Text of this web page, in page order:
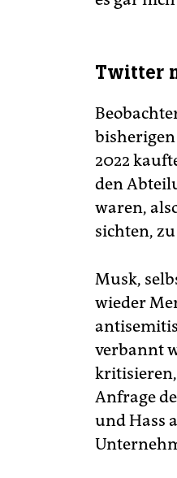
Twitter
2022
den
waren,
sichten,
Musk,
wieder
verbannt
Anfrage
und Hass